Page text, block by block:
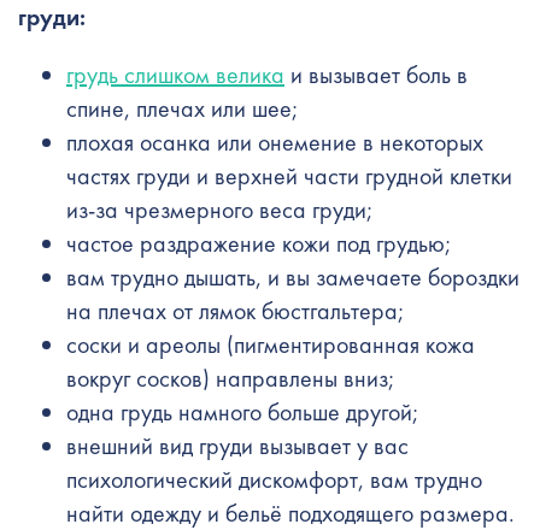
груди:
грудь слишком велика и вызывает боль в
спине, плечах или шее;
плохая осанка или онемение в некоторых
частях груди и верхней части грудной клетки
из-за чрезмерного веса груди;
частое раздражение кожи под грудью;
вам трудно дышать, и вы замечаете бороздки
на плечах от лямок бюстгальтера;
соски и ареолы (пигментированная кожа
вокруг сосков) направлены вниз;
одна грудь намного больше другой;
внешний вид груди вызывает у вас
психологический дискомфорт, вам трудно
найти одежду и бельё подходящего размера.